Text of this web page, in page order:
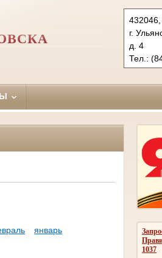
432046,
г.
д. 4
Тел.:
36
(ф.) 52-
1037
январь